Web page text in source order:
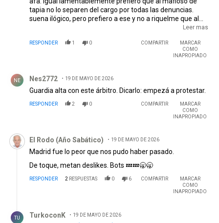
tapia no lo separen del cargo por todas las denuncias.
suena ilógico, pero prefiero a ese y no a riquelme que al
ser vicepresidente primero pasaria a ser el presidente si
lamentablemente seria peor.
Leer mas
RESPONDER 1 0 COMPARTIR
MARCAR
COMO
INAPROPIADO
NE Nes2772 19 DE MAYO DE 2026
Guardia alta con este árbitro. Dicarlo: empezá a protestar.
RESPONDER 2 0 COMPARTIR
MARCAR
COMO
INAPROPIADO
Comentario de El Rodo (Año Sabático).
El Rodo (Año Sabático) 19 DE MAYO DE 2026
Madrid fue lo peor que nos pudo haber pasado.
De toque, metan deslikes. Bots 💤💤🥱🥱
RESPONDER 2 RESPUESTAS 0 6 COMPARTIR
MARCAR
COMO
INAPROPIADO
TU TurkoconK
19 DE MAYO DE 2026